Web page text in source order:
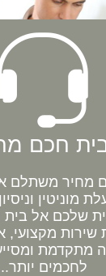
חכם
מחיר משתלם
מוניטין
שלכם אל בית
מקצועי,
מתקדמת
לחכמים